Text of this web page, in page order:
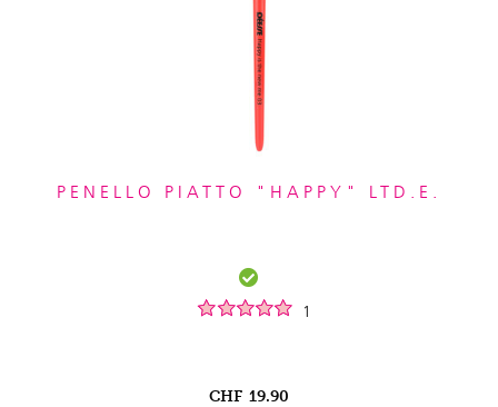
PENELLO PIATTO "HAPPY" LTD.E.
1
CHF 19.90